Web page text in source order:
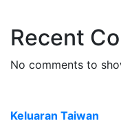
Recent
No comments to
Keluaran Taiwan